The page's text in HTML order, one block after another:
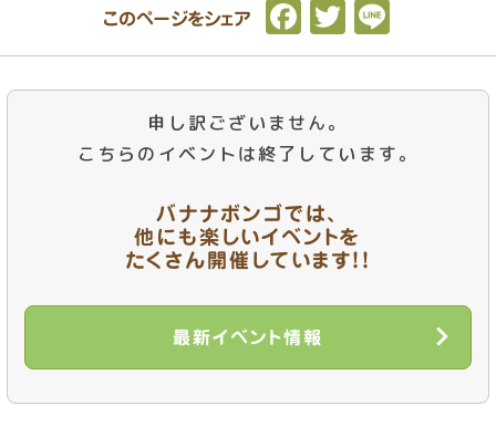
このページをシェア F
a
c
e
b
o
o
k
T
w
it
e
L
i
n
申し訳ございません。
こちらのイベントは終了しています。
バナナボンゴでは、
他にも楽しいイベントを
たくさん開催しています！！
最新イベント情報